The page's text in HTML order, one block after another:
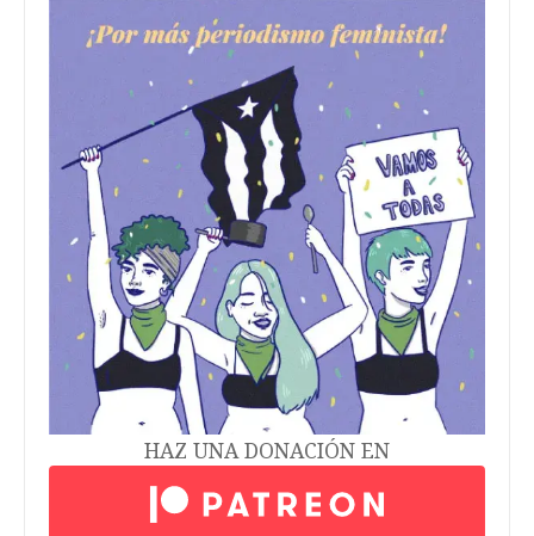
HAZ UNA DONACIÓN EN